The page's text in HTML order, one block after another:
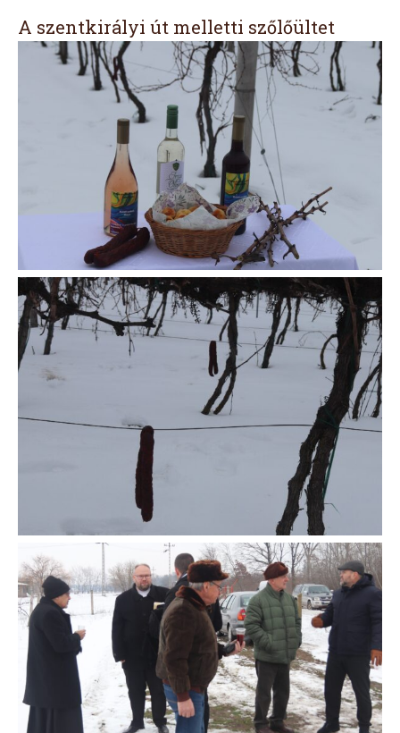
A szentkirályi út melletti szőlőültet